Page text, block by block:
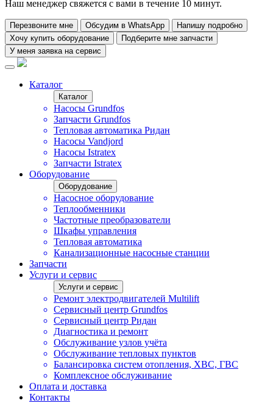
Наш менеджер свяжется с вами в течение 10 минут.
Перезвоните мне Обсудим в WhatsApp
Напишу подробно
Хочу купить оборудование
Подберите мне запчасти
У меня заявка на сервис
Каталог
Каталог
Насосы Grundfos
Запчасти Grundfos
Тепловая автоматика Ридан
Насосы Vandjord
Насосы Istratex
Запчасти Istratex
Оборудование
Оборудование
Насосное оборудование
Теплообменники
Частотные преобразователи
Шкафы управления
Тепловая автоматика
Канализационные насосные станции
Запчасти
Услуги и сервис
Услуги и сервис
Ремонт электродвигателей Multilift
Сервисный центр Grundfos
Сервисный центр Ридан
Диагностика и ремонт
Обслуживание узлов учёта
Обслуживание тепловых пунктов
Балансировка систем отопления, ХВС, ГВС
Комплексное обслуживание
Оплата и доставка
Контакты